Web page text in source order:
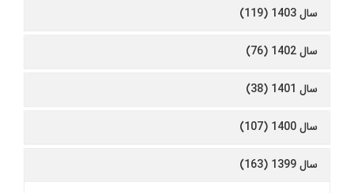
سال 1403 (119)
سال 1402 (76)
سال 1401 (38)
سال 1400 (107)
سال 1399 (163)